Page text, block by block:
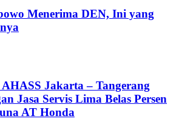
Menerima DEN, Ini yang
AHASS Jakarta – Tangerang
Jasa Servis Lima Belas Persen
AT Honda